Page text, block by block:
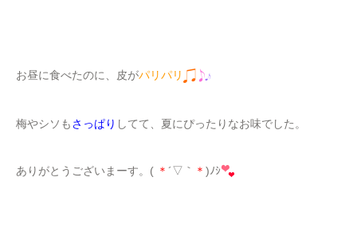
お昼に食べたのに、皮がパリパリ
梅やシソもさっぱり してて、夏にぴったりなお味でした。
ありがとうございまーす。( ＊ ´▽｀ ＊ )ﾉｼ